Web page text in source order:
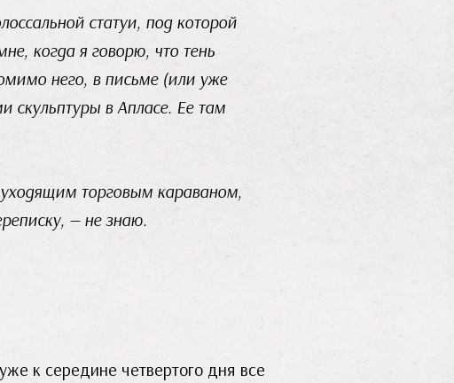
статуи, под которой
когда я говорю, что тень
него, в письме (или уже
скульптуры в Апласе. Ее там
уходящим торговым караваном,
— не знаю.
к середине четвертого дня все